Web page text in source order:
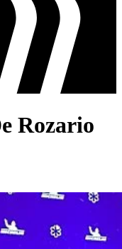
Rozario